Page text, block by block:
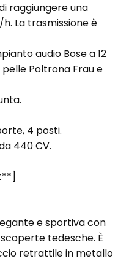
raggiungere una
La trasmissione è
audio Bose a 12
Poltrona Frau e
4 posti.
440 CV.
e sportiva con
tedesche. È
retrattile in metallo